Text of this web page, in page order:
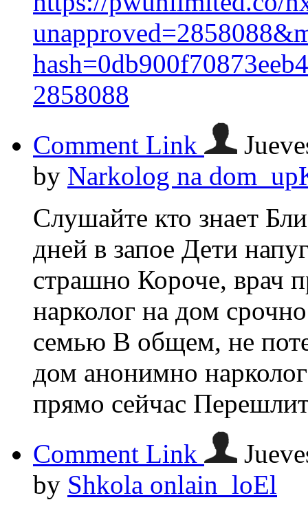
2858088
Comment Link
by Narkolog na
Слушайте кто знает
дней в запое Дети
страшно Короче, врач
нарколог на дом
семью В общем, не
дом анонимно
прямо сейчас
Comment Link
by Shkola onlain_loEl